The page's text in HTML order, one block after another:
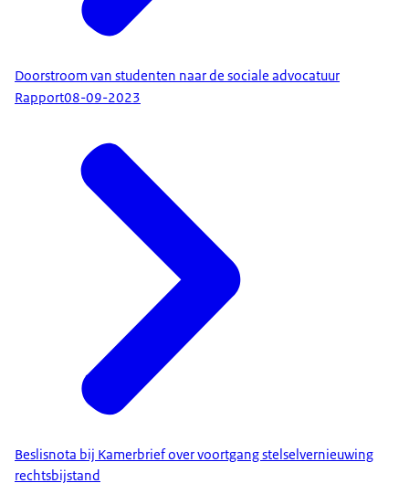
Doorstroom van studenten naar de sociale advocatuur
Rapport08-09-2023
Beslisnota bij Kamerbrief over voortgang stelselvernieuwing
rechtsbijstand